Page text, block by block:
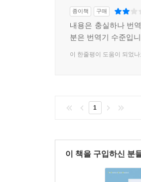
종이책 구매
내용은 충실하나 번
분은 번역기 수준입
이 한줄평이 도움이 되었나
1
이 책을 구입하신 분